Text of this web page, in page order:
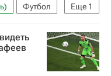
Еще 1
Футбол